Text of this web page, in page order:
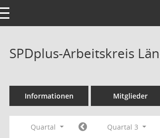
navigation
SPDplus-Arbeitskreis
Informationen Mitglieder
Quartal Quartal 3